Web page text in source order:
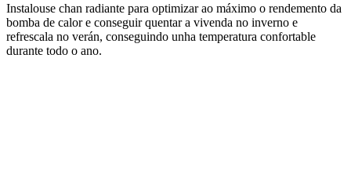
Instalouse chan radiante para optimizar ao máximo o rendemento da
bomba de calor e conseguir quentar a vivenda no inverno e
refrescala no verán, conseguindo unha temperatura confortable
durante todo o ano.